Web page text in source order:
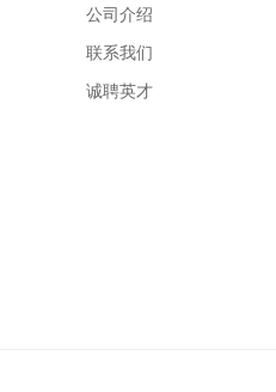
公司介绍
联系我们
诚聘英才